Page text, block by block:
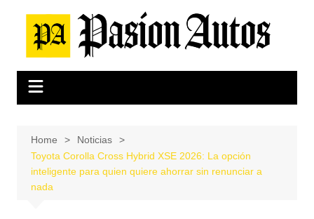
content
Home
Noticias
Toyota Corolla Cross Hybrid XSE 2026: La opción
inteligente para quien quiere ahorrar sin renunciar a
nada